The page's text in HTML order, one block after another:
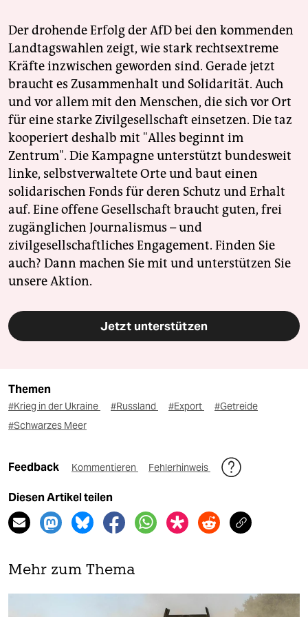
Der drohende Erfolg der AfD bei den kommenden
Landtagswahlen zeigt, wie stark rechtsextreme
Kräfte inzwischen geworden sind. Gerade jetzt
braucht es Zusammenhalt und Solidarität. Auch
und vor allem mit den Menschen, die sich vor Ort
für eine starke Zivilgesellschaft einsetzen. Die taz
kooperiert deshalb mit "Alles beginnt im
Zentrum". Die Kampagne unterstützt bundesweit
linke, selbstverwaltete Orte und baut einen
solidarischen Fonds für deren Schutz und Erhalt
auf. Eine offene Gesellschaft braucht guten, frei
zugänglichen Journalismus – und
zivilgesellschaftliches Engagement. Finden Sie
auch? Dann machen Sie mit und unterstützen Sie
unsere Aktion.
Jetzt unterstützen
Themen
#Krieg in der Ukraine #Russland #Export
#Getreide
#Schwarzes Meer
Feedback Kommentieren Fehlerhinweis
Diesen Artikel teilen
Mehr zum Thema